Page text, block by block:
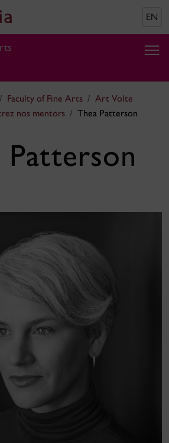
EN
Faculty of Fine Arts
Art Volte
nos mentors Thea Patterson
Patterson